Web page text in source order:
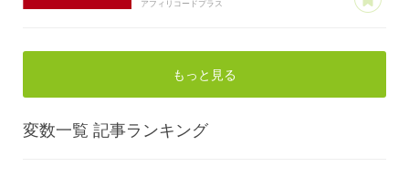
アフィリコードプラス
もっと見る
変数一覧 記事ランキング